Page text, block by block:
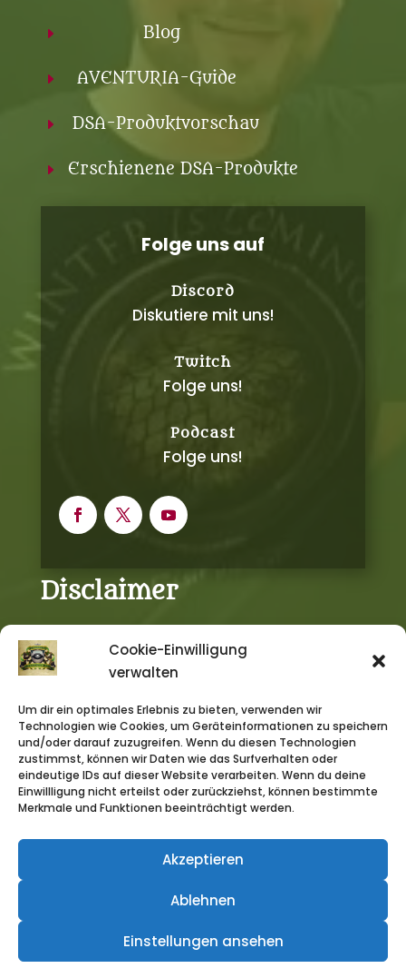
Cookie-Einwilligung
verwalten
Um dir ein optimales Erlebnis zu bieten, verwenden wir
Technologien wie Cookies, um Geräteinformationen zu speichern
und/oder darauf zuzugreifen. Wenn du diesen Technologien
zustimmst, können wir Daten wie das Surfverhalten oder
eindeutige IDs auf dieser Website verarbeiten. Wenn du deine
Einwillligung nicht erteilst oder zurückziehst, können bestimmte
Merkmale und Funktionen beeinträchtigt werden.
Akzeptieren
Ablehnen
Einstellungen ansehen
E Blog
E AVENTURIA-Guide
E DSA-Produktvorschau
E Erschienene DSA-Produkte
Folge uns auf
Discord
Diskutiere mit uns!
Twitch
Folge uns!
Podcast
Folge uns!
Disclaimer
DAS SCHWARZE AUGE, DIE SCHWARZE KATZE,
AVENTURIA, AVENTURIEN, DERE, MYRANOR,
sind eingetragene Marken der Ulisses Spiele
GmbH, Waldems. Die Verwendung von
Grafiken auf der Homepage, in Streams,
Videos und Podcast erfolgt unter den von
Ulisses Spiele erlaubten Richtlinien. Eine
Verwendung über diese Richtlinien hinaus
darf nur nach vorheriger schriftlicher
Distribution GmbH erfolgen.
Designed mit Auge in Köln © 2026